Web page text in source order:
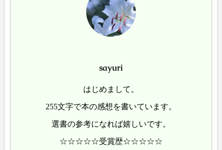
sayuri
はじめまして。
255文字で本の感想を書いています。
選書の参考になれば嬉しいです。
☆☆☆☆☆受賞歴☆☆☆☆☆